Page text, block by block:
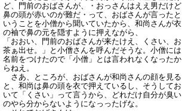
ど、門前のおばさんが、・おっさんはええ男だけど
鼻の頭が赤いのが難だ・って、おばさんが言ったと
いうことを小僧から聞いていたから、和尚さんが衣
の袖で鼻の元を隠すように押えながら、
「おおい、門前のおばさんが来たけえ、くさい、お
茶ぁ出せ。」と小僧さんを呼んだそうな。小僧には
名前をつけたので「小僧」とは言われなくなったか
らねえ。
さあ、ところが、おばさんが和尚さんの顔を見る
と、和尚は鼻の頭を衣で押えているし、そうしてお
いて「くさい」って言うから、どれだけ自分が臭い
のやら分からないようになっったげな。